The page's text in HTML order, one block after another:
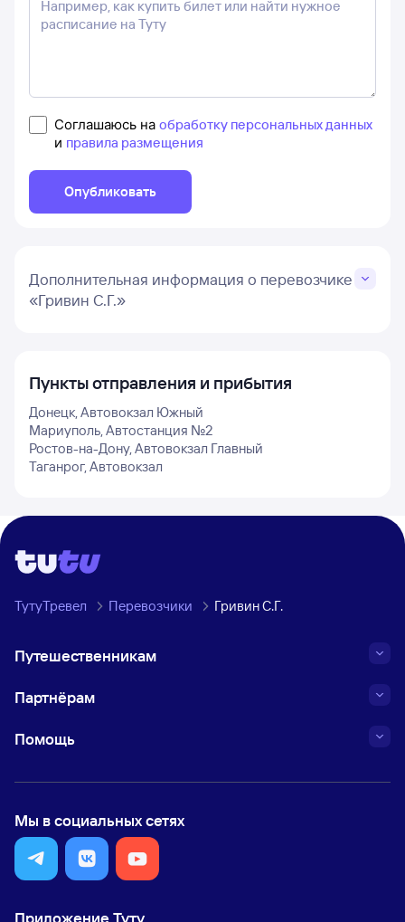
Соглашаюсь на обработку персональных данных
и правила размещения
Опубликовать
Дополнительная информация о перевозчике
«Гривин С.Г.»
Пункты отправления и прибытия
Донецк, Автовокзал Южный
Мариуполь, Автостанция №2
Ростов-на-Дону, Автовокзал Главный
Таганрог, Автовокзал
ТутуТревел Перевозчики Гривин С.Г.
Путешественникам
Партнёрам
Помощь
Мы в социальных сетях
Приложение Туту